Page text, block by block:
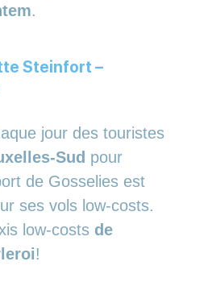
.
Steinfort –
jour des touristes
Sud pour
de Gosselies est
ses vols low-costs.
low-costs de
!